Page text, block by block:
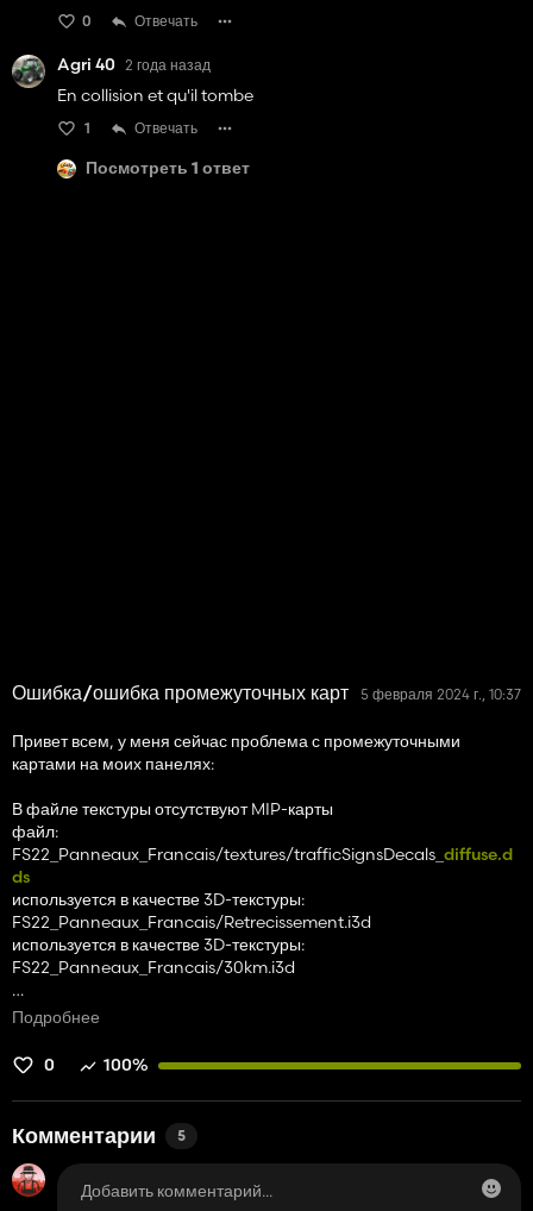
0 Отвечать
Agri 40 2 года назад
En collision et qu'il tombe
1 Отвечать
Посмотреть 1 ответ
Ошибка/ошибка промежуточных карт 5 февраля 2024 г., 10:37
Привет всем, у меня сейчас проблема с промежуточными
картами на моих панелях:
В файле текстуры отсутствуют MIP-карты
файл:
FS22_Panneaux_Francais/textures/trafficSignsDecals_ diffuse.d
ds
используется в качестве 3D-текстуры:
FS22_Panneaux_Francais/Retrecissement.i3d
используется в качестве 3D-текстуры:
FS22_Panneaux_Francais/30km.i3d
…
файл:
FS22_Panneaux_Francais/textures/2trafficSignsDecals_
dds
используется в качестве 3D-текстуры:
FS22_Panneaux_Francais/50km.i3d
В файле текстуры отсутствуют MIP-карты
Подробнее
0 100%
Комментарии 5